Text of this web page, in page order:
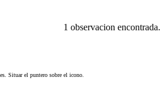
1 observacion encontrada.
Situar el puntero sobre el icono.